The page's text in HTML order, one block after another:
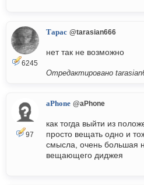
6245
Тарас @tarasian666
нет так не возможно
Отредактировано
97
aPhone @aPhone
как тогда выйти из
просто вещать одно и
смысла, очень большая
вещающего диджея